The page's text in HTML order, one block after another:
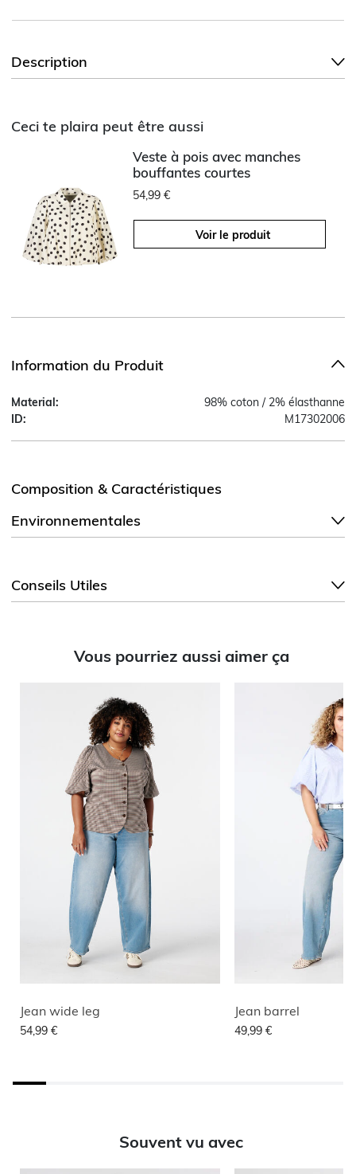
Description
Ceci te plaira peut être aussi
Veste à pois avec manches
bouffantes courtes
54,99 €
Voir le produit
Information du Produit
Material:
98% coton / 2% élasthanne
ID:
M17302006
Composition & Caractéristiques
Environnementales
Conseils Utiles
Vous pourriez aussi aimer ça
Jean wide leg
54,99 €
Jean barrel
49,99 €
Souvent vu avec